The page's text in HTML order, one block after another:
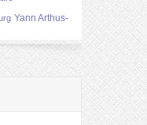
Yann Arthus-